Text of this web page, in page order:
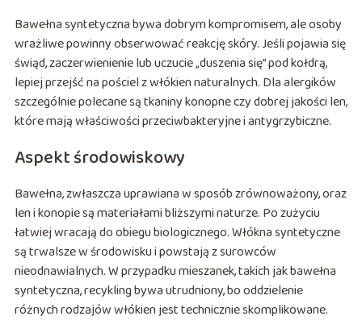
Bawełna syntetyczna bywa dobrym kompromisem, ale osoby
wrażliwe powinny obserwować reakcję skóry. Jeśli pojawia się
świąd, zaczerwienienie lub uczucie „duszenia się” pod kołdrą,
lepiej przejść na pościel z włókien naturalnych. Dla alergików
szczególnie polecane są tkaniny konopne czy dobrej jakości len,
które mają właściwości przeciwbakteryjne i antygrzybiczne.
Aspekt środowiskowy
Bawełna, zwłaszcza uprawiana w sposób zrównoważony, oraz
len i konopie są materiałami bliższymi naturze. Po zużyciu
łatwiej wracają do obiegu biologicznego. Włókna syntetyczne
są trwalsze w środowisku i powstają z surowców
nieodnawialnych. W przypadku mieszanek, takich jak bawełna
syntetyczna, recykling bywa utrudniony, bo oddzielenie
różnych rodzajów włókien jest technicznie skomplikowane.